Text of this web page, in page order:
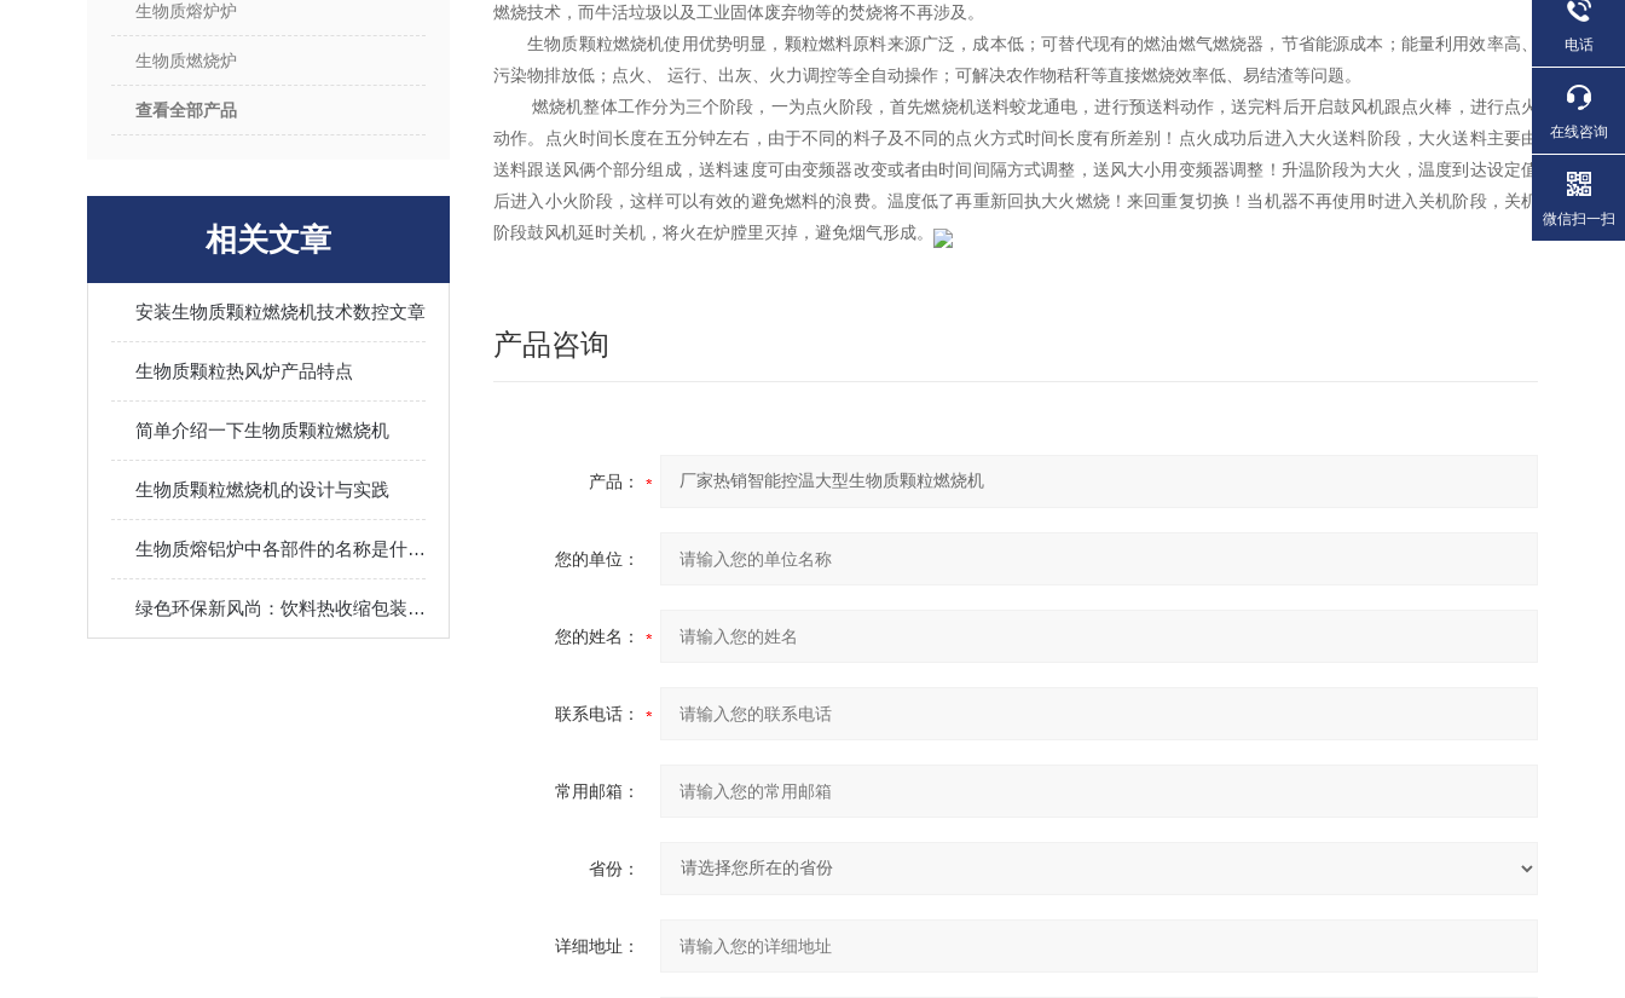
生物质熔炉炉
生物质燃烧炉
查看全部产品
相关文章
安装生物质颗粒燃烧机技术数控文章
生物质颗粒热风炉产品特点
简单介绍一下生物质颗粒燃烧机
生物质颗粒燃烧机的设计与实践
生物质熔铝炉中各部件的名称是什么？
绿色环保新风尚：饮料热收缩包装机的环保之路
燃烧技术，而牛活垃圾以及工业固体废弃物等的焚烧将不再涉及。
生物质颗粒燃烧机使用优势明显，颗粒燃料原料来源广泛，成本低；可替代现有的燃油燃气燃烧器，节省能源成本；能量利用效率高、
污染物排放低；点火、 运行、出灰、火力调控等全自动操作；可解决农作物秸秆等直接燃烧效率低、易结渣等问题。
燃烧机整体工作分为三个阶段，一为点火阶段，首先燃烧机送料蛟龙通电，进行预送料动作，送完料后开启鼓风机跟点火棒，进行点火
动作。点火时间长度在五分钟左右，由于不同的料子及不同的点火方式时间长度有所差别！点火成功后进入大火送料阶段，大火送料主要由
送料跟送风俩个部分组成，送料速度可由变频器改变或者由时间间隔方式调整，送风大小用变频器调整！升温阶段为大火，温度到达设定值
后进入小火阶段，这样可以有效的避免燃料的浪费。温度低了再重新回执大火燃烧！来回重复切换！当机器不再使用时进入关机阶段，关机
阶段鼓风机延时关机，将火在炉膛里灭掉，避免烟气形成。
产品咨询
产品：
您的单位：
您的姓名：
联系电话：
常用邮箱：
省份：
详细地址：
电话
在线咨询
微信扫一扫